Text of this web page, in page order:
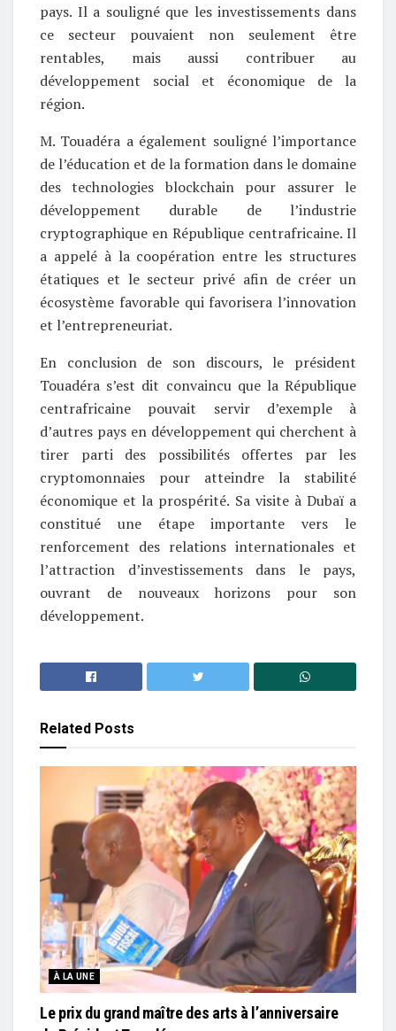
pays. Il a souligné que les investissements dans
ce secteur pouvaient non seulement être
rentables, mais aussi contribuer au
développement social et économique de la
région.
M. Touadéra a également souligné l’importance
de l’éducation et de la formation dans le domaine
des technologies blockchain pour assurer le
développement durable de l’industrie
cryptographique en République centrafricaine. Il
a appelé à la coopération entre les structures
étatiques et le secteur privé afin de créer un
écosystème favorable qui favorisera l’innovation
et l’entrepreneuriat.
En conclusion de son discours, le président
Touadéra s’est dit convaincu que la République
centrafricaine pouvait servir d’exemple à
d’autres pays en développement qui cherchent à
tirer parti des possibilités offertes par les
cryptomonnaies pour atteindre la stabilité
économique et la prospérité. Sa visite à Dubaï a
constitué une étape importante vers le
renforcement des relations internationales et
l’attraction d’investissements dans le pays,
ouvrant de nouveaux horizons pour son
développement.
Related Posts
À LA UNE
Le prix du grand maître des arts à l’anniversaire